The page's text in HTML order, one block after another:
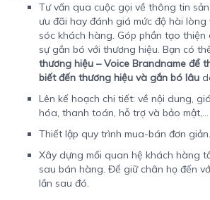
Tư vấn qua cuộc gọi về thông tin
ưu đãi hay đánh giá mức độ hài lòng
sóc khách hàng. Góp phần tạo thiện
sự gắn bó với thương hiệu. Bạn có
thương hiệu – Voice Brandname để
biết đến thương hiệu và gắn bó lâu
Lên kế hoạch chi tiết: về nội dung,
hóa, thanh toán, hỗ trợ và bảo mật,…
Thiết lập quy trình mua-bán đơn giản.
Xây dựng mối quan hệ khách hàng
sau bán hàng. Để giữ chân họ đến
lần sau đó.